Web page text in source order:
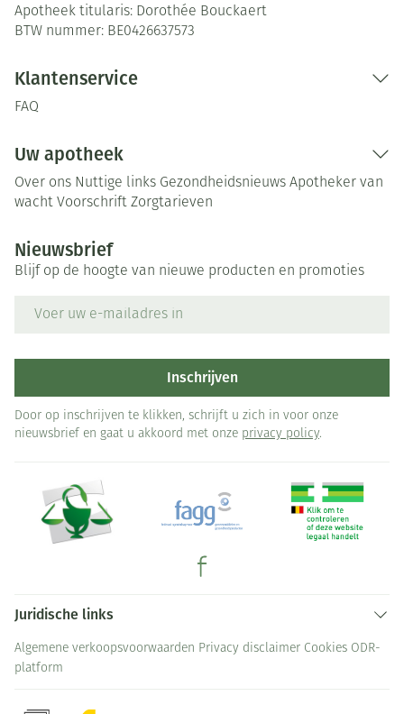
Apotheek titularis: Dorothée Bouckaert
BTW nummer: BE0426637573
Klantenservice
FAQ
Uw apotheek
Over ons Nuttige links Gezondheidsnieuws Apotheker van
wacht Voorschrift Zorgtarieven
Nieuwsbrief
Blijf op de hoogte van nieuwe producten en promoties
Inschrijven
Door op inschrijven te klikken, schrijft u zich in voor onze
nieuwsbrief en gaat u akkoord met onze privacy policy.
Juridische links
Algemene verkoopsvoorwaarden Privacy disclaimer Cookies ODR-
platform